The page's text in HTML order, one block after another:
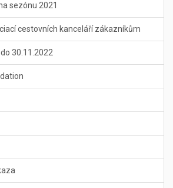
sezónu 2021
cestovních kanceláří zákazníkům
30.11.2022